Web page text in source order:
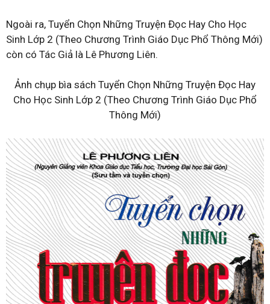
Ngoài ra, Tuyển Chọn Những Truyện Đọc Hay Cho Học
Sinh Lớp 2 (Theo Chương Trình Giáo Dục Phổ Thông Mới)
còn có Tác Giả là Lê Phương Liên.
Ảnh chụp bìa sách Tuyển Chọn Những Truyện Đọc Hay
Cho Học Sinh Lớp 2 (Theo Chương Trình Giáo Dục Phổ
Thông Mới)